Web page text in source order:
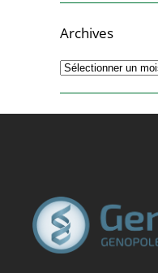
Archives
Archives